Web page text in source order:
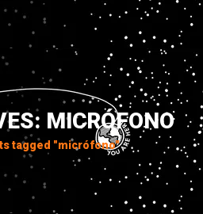
MICRÓFONO
tagged "micrófono"